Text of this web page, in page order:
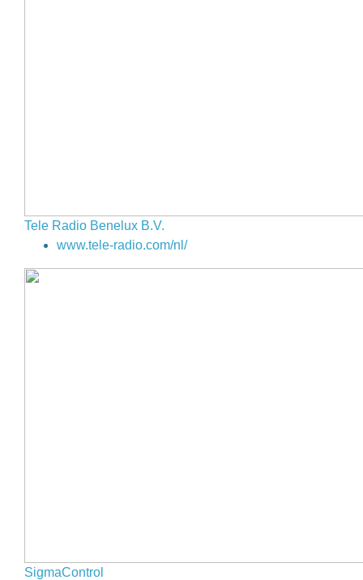
Tele Radio Benelux B.V.
www.tele-radio.com/nl/
SigmaControl